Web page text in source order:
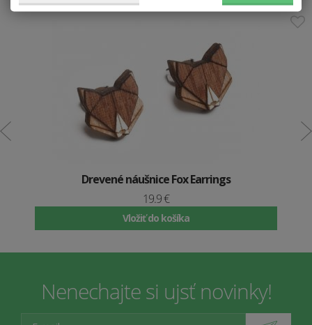
Drevené náušnice Fox Earrings
19.9 €
Vložiť do košíka
Nenechajte si ujsť novinky!